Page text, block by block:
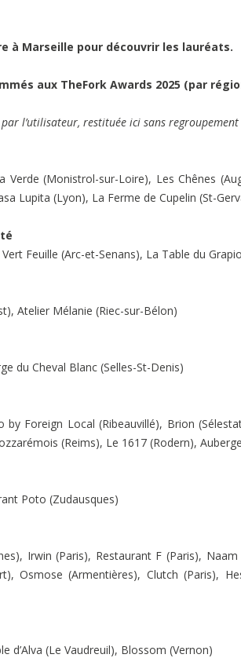
à Marseille pour découvrir les lauréats.
aux TheFork Awards 2025 (par
l’utilisateur, restituée ici sans
Verde (Monistrol-sur-Loire), Les Chênes
Lupita (Lyon), La Ferme de Cupelin (St-
Feuille (Arc-et-Senans), La Table du
Atelier Mélanie (Riec-sur-Bélon)
du Cheval Blanc (Selles-St-Denis)
by Foreign Local (Ribeauvillé), Brion
(Reims), Le 1617 (Rodern),
Poto (Zudausques)
Irwin (Paris), Restaurant F (Paris),
Osmose (Armentières), Clutch (Paris),
d’Alva (Le Vaudreuil), Blossom (Vernon)